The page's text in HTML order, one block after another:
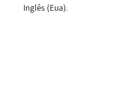
Inglês (Eua).